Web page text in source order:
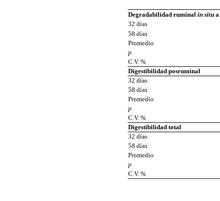
Degradabilidad ruminal in situa
32 días
58 días
Promedio
p
C.V. %
Digestibilidad posruminal
32 días
58 días
Promedio
p
C.V. %
Digestibilidad total
32 días
58 días
Promedio
p
C.V. %